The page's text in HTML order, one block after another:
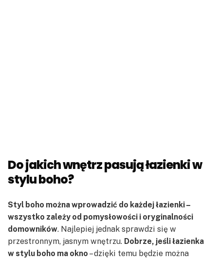
Do jakich wnętrz pasują łazienki w
stylu boho?
Styl boho można wprowadzić do każdej łazienki –
wszystko zależy od pomysłowości i oryginalności
domowników. Najlepiej jednak sprawdzi się w
przestronnym, jasnym wnętrzu. Dobrze, jeśli łazienka
w stylu boho ma okno – dzięki temu będzie można